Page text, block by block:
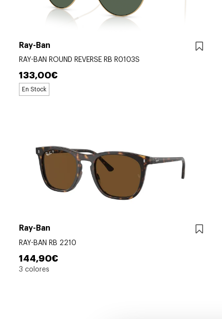
Ray-Ban
RAY-BAN ROUND REVERSE RB R0103S
133,00€
En Stock
Ray-Ban
RAY-BAN RB 2210
144,90€
3 colores